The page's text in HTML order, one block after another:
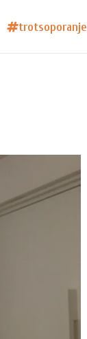
trotsoporanje